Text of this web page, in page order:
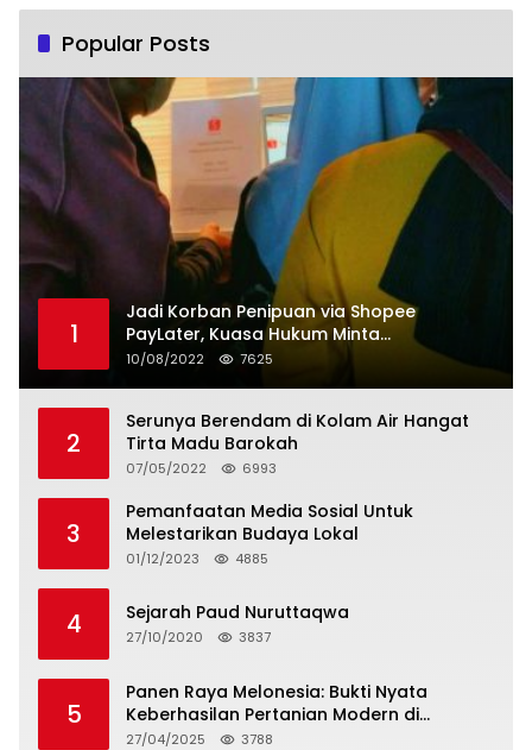
Popular Posts
1
Jadi Korban Penipuan via Shopee
PayLater, Kuasa Hukum Minta
Penangguhan Tagihan dan Hapus Bunga
10/08/2022 7625
2
Serunya Berendam di Kolam Air Hangat
Tirta Madu Barokah
07/05/2022 6993
3
Pemanfaatan Media Sosial Untuk
Melestarikan Budaya Lokal
01/12/2023 4885
4 Sejarah Paud Nuruttaqwa
27/10/2020 3837
5
Panen Raya Melonesia: Bukti Nyata
Keberhasilan Pertanian Modern di
Kabupaten Bekasi
27/04/2025 3788